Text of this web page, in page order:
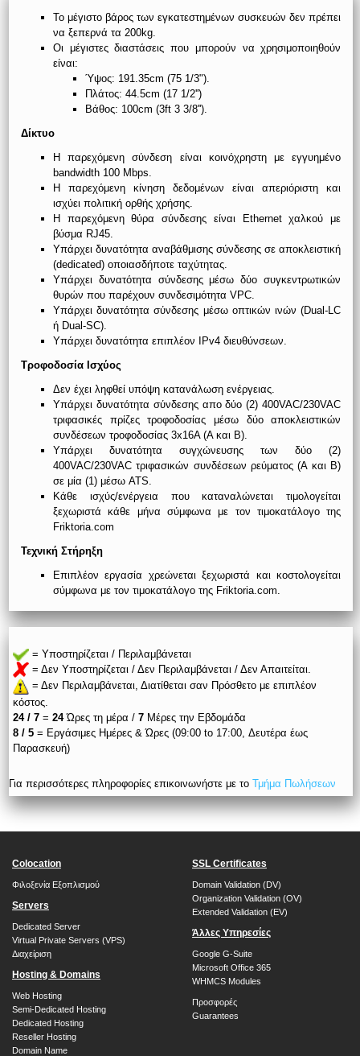
Το μέγιστο βάρος των εγκατεστημένων συσκευών δεν πρέπει
να ξεπερνά τα 200kg.
Οι μέγιστες διαστάσεις που μπορούν να χρησιμοποιηθούν
είναι:
Ύψος: 191.35cm (75 1/3").
Πλάτος: 44.5cm (17 1/2'')
Βάθος: 100cm (3ft 3 3/8'').
Δίκτυο
Η παρεχόμενη σύνδεση είναι κοινόχρηστη με εγγυημένο
bandwidth 100 Mbps.
Η παρεχόμενη κίνηση δεδομένων είναι απεριόριστη και
ισχύει πολιτική ορθής χρήσης.
Η παρεχόμενη θύρα σύνδεσης είναι Ethernet χαλκού με
βύσμα RJ45.
Υπάρχει δυνατότητα αναβάθμισης σύνδεσης σε αποκλειστική
(dedicated) οποιασδήποτε ταχύτητας.
Υπάρχει δυνατότητα σύνδεσης μέσω δύο συγκεντρωτικών
θυρών που παρέχουν συνδεσιμότητα VPC.
Υπάρχει δυνατότητα σύνδεσης μέσω οπτικών ινών (Dual-LC
ή Dual-SC).
Υπάρχει δυνατότητα επιπλέον IPv4 διευθύνσεων.
Τροφοδοσία Ισχύος
Δεν έχει ληφθεί υπόψη κατανάλωση ενέργειας.
Υπάρχει δυνατότητα σύνδεσης απο δύο (2) 400VAC/230VAC
τριφασικές πρίζες τροφοδοσίας μέσω δύο αποκλειστικών
συνδέσεων τροφοδοσίας 3x16Α (Α και Β).
Υπάρχει δυνατότητα συγχώνευσης των δύο (2)
400VAC/230VAC τριφασικών συνδέσεων ρεύματος (Α και Β)
σε μία (1) μέσω ATS.
Κάθε ισχύς/ενέργεια που καταναλώνεται τιμολογείται
ξεχωριστά κάθε μήνα σύμφωνα με τον τιμοκατάλογο της
Friktoria.com
Τεχνική Στήρηξη
Επιπλέον εργασία χρεώνεται ξεχωριστά και κοστολογείται
σύμφωνα με τον τιμοκατάλογο της Friktoria.com.
= Υποστηρίζεται / Περιλαμβάνεται
= Δεν Υποστηρίζεται / Δεν Περιλαμβάνεται / Δεν Απαιτείται.
= Δεν Περιλαμβάνεται, Διατίθεται σαν Πρόσθετο με επιπλέον
κόστος.
24 / 7= 24Ώρες τη μέρα / 7Μέρες την Εβδομάδα
8 / 5= Εργάσιμες Ημέρες & Ώρες (09:00 to 17:00, Δευτέρα έως
Παρασκευή)
Για περισσότερες πληροφορίες επικοινωνήστε με το Τμήμα Πωλήσεων
Colocation
Φιλοξενία Εξοπλισμού
Servers
Dedicated Server
Virtual Private Servers (VPS)
Διαχείριση
Hosting & Domains
Web Hosting
Semi-Dedicated Hosting
Dedicated Hosting
Reseller Hosting
Domain Name
SSL Certificates
Domain Validation (DV)
Organization Validation (OV)
Extended Validation (EV)
Άλλες Υπηρεσίες
Google G-Suite
Microsoft Office 365
WHMCS Modules
Προσφορές
Guarantees